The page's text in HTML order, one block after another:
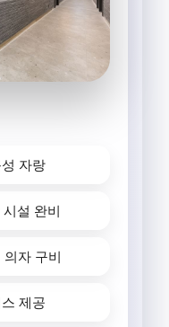
자랑
설 완비
의자 구비
제공